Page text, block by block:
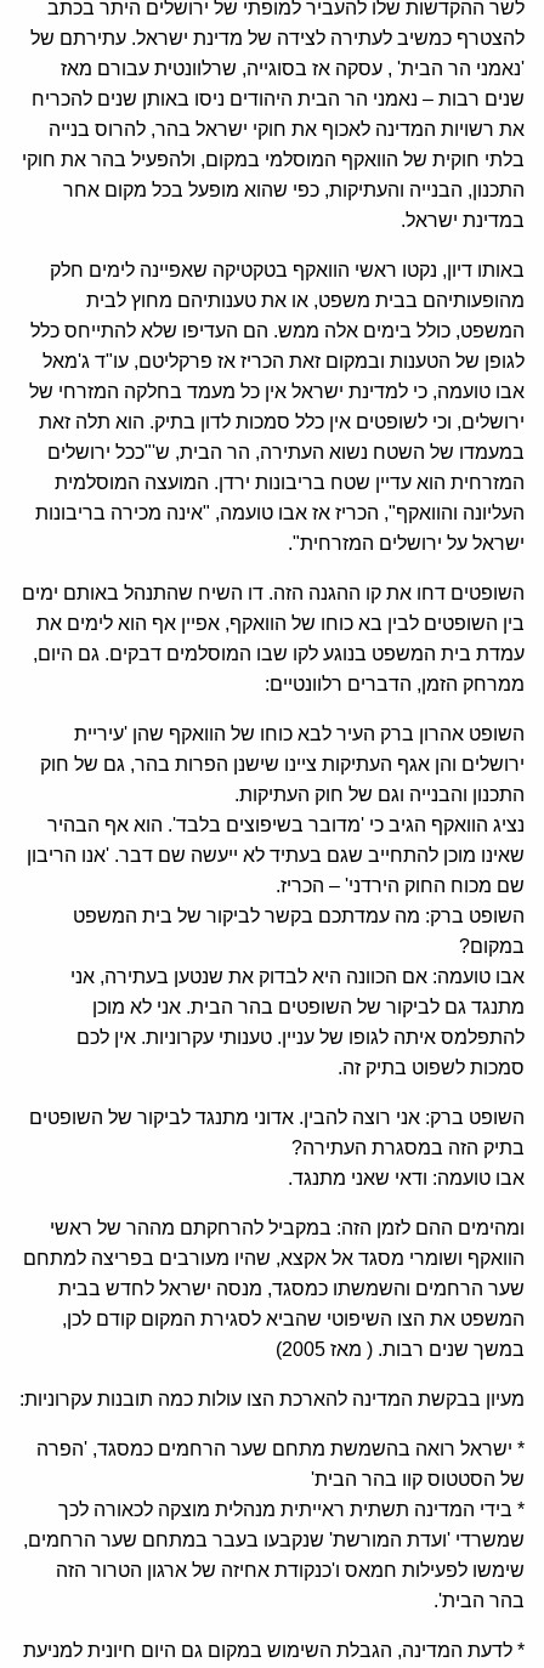
לשר ההקדשות שלו להעביר למופתי של ירושלים היתר בכתב
להצטרף כמשיב לעתירה לצידה של מדינת ישראל. עתירתם של
'נאמני הר הבית' , עסקה אז בסוגייה, שרלוונטית עבורם מאז
שנים רבות – נאמני הר הבית היהודים ניסו באותן שנים להכריח
את רשויות המדינה לאכוף את חוקי ישראל בהר, להרוס בנייה
בלתי חוקית של הוואקף המוסלמי במקום, ולהפעיל בהר את חוקי
התכנון, הבנייה והעתיקות, כפי שהוא מופעל בכל מקום אחר
במדינת ישראל.
באותו דיון, נקטו ראשי הוואקף בטקטיקה שאפיינה לימים חלק
מהופעותיהם בבית משפט, או את טענותיהם מחוץ לבית
המשפט, כולל בימים אלה ממש. הם העדיפו שלא להתייחס כלל
לגופן של הטענות ובמקום זאת הכריז אז פרקליטם, עו"ד ג'מאל
אבו טועמה, כי למדינת ישראל אין כל מעמד בחלקה המזרחי של
ירושלים, וכי לשופטים אין כלל סמכות לדון בתיק. הוא תלה זאת
במעמדו של השטח נשוא העתירה, הר הבית, ש'"ככל ירושלים
המזרחית הוא עדיין שטח בריבונות ירדן. המועצה המוסלמית
העליונה והוואקף", הכריז אז אבו טועמה, "אינה מכירה בריבונות
ישראל על ירושלים המזרחית".
השופטים דחו את קו ההגנה הזה. דו השיח שהתנהל באותם ימים
בין השופטים לבין בא כוחו של הוואקף, אפיין אף הוא לימים את
עמדת בית המשפט בנוגע לקו שבו המוסלמים דבקים. גם היום,
ממרחק הזמן, הדברים רלוונטיים:
השופט אהרון ברק העיר לבא כוחו של הוואקף שהן 'עיריית
ירושלים והן אגף העתיקות ציינו שישנן הפרות בהר, גם של חוק
התכנון והבנייה וגם של חוק העתיקות.
נציג הוואקף הגיב כי 'מדובר בשיפוצים בלבד'. הוא אף הבהיר
שאינו מוכן להתחייב שגם בעתיד לא ייעשה שם דבר. 'אנו הריבון
שם מכוח החוק הירדני' – הכריז.
השופט ברק: מה עמדתכם בקשר לביקור של בית המשפט
במקום?
אבו טועמה: אם הכוונה היא לבדוק את שנטען בעתירה, אני
מתנגד גם לביקור של השופטים בהר הבית. אני לא מוכן
להתפלמס איתה לגופו של עניין. טענותי עקרוניות. אין לכם
סמכות לשפוט בתיק זה.
השופט ברק: אני רוצה להבין. אדוני מתנגד לביקור של השופטים
בתיק הזה במסגרת העתירה?
אבו טועמה: ודאי שאני מתנגד.
ומהימים ההם לזמן הזה: במקביל להרחקתם מההר של ראשי
הוואקף ושומרי מסגד אל אקצא, שהיו מעורבים בפריצה למתחם
שער הרחמים והשמשתו כמסגד, מנסה ישראל לחדש בבית
המשפט את הצו השיפוטי שהביא לסגירת המקום קודם לכן,
במשך שנים רבות. ( מאז 2005)
מעיון בבקשת המדינה להארכת הצו עולות כמה תובנות עקרוניות:
* ישראל רואה בהשמשת מתחם שער הרחמים כמסגד, 'הפרה
של הסטטוס קוו בהר הבית'
* בידי המדינה תשתית ראייתית מנהלית מוצקה לכאורה לכך
שמשרדי 'ועדת המורשת' שנקבעו בעבר במתחם שער הרחמים,
שימשו לפעילות חמאס ו'כנקודת אחיזה של ארגון הטרור הזה
בהר הבית'.
* לדעת המדינה, הגבלת השימוש במקום גם היום חיונית למניעת